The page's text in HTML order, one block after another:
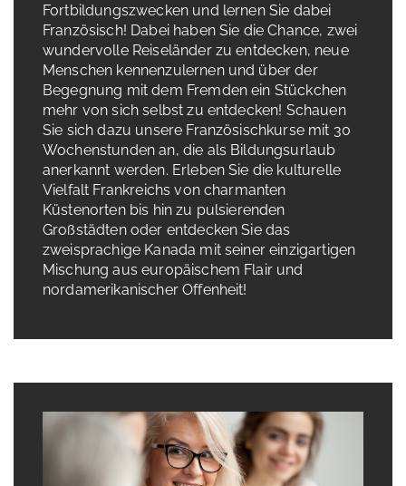
Fortbildungszwecken und lernen Sie dabei
Französisch! Dabei haben Sie die Chance, zwei
wundervolle Reiseländer zu entdecken, neue
Menschen kennenzulernen und über der
Begegnung mit dem Fremden ein Stückchen
mehr von sich selbst zu entdecken! Schauen
Sie sich dazu unsere Französischkurse mit 30
Wochenstunden an, die als Bildungsurlaub
anerkannt werden. Erleben Sie die kulturelle
Vielfalt Frankreichs von charmanten
Küstenorten bis hin zu pulsierenden
Großstädten oder entdecken Sie das
zweisprachige Kanada mit seiner einzigartigen
Mischung aus europäischem Flair und
nordamerikanischer Offenheit!